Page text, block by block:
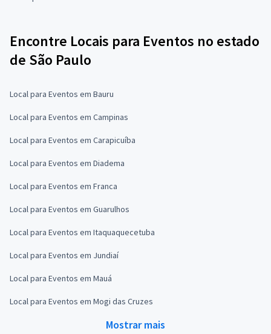
Encontre Locais para Eventos no estado
de São Paulo
Local para Eventos em Bauru
Local para Eventos em Campinas
Local para Eventos em Carapicuíba
Local para Eventos em Diadema
Local para Eventos em Franca
Local para Eventos em Guarulhos
Local para Eventos em Itaquaquecetuba
Local para Eventos em Jundiaí
Local para Eventos em Mauá
Local para Eventos em Mogi das Cruzes
Mostrar mais